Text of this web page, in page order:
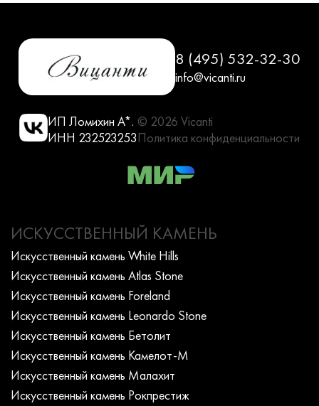
8 (495) 532-32-30
info@vicanti.ru
ИП Ломихин А*.
ИНН 232523253
© 2026 Vicanti
Политика конфиденциальности
ИСКУССТВЕННЫЙ КАМЕНЬ
Искусcтвенный камень White Hills
Искусcтвенный камень Atlas Stone
Искусcтвенный камень Foreland
Искусcтвенный камень Leonardo Stone
Искусcтвенный камень Бетолит
Искусcтвенный камень Камелот-М
Искусcтвенный камень Малахит
Искусcтвенный камень Рокпрестиж